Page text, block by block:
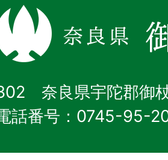
奈良県宇陀郡御
話番号：0745-95-